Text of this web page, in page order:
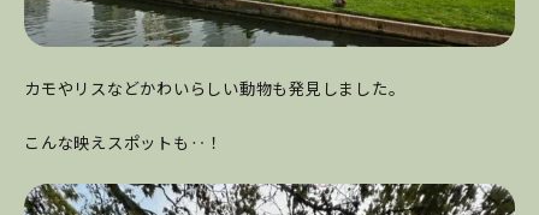
カモやリスなどかわいらしい動物も発見しました。
こんな映えスポットも‥！